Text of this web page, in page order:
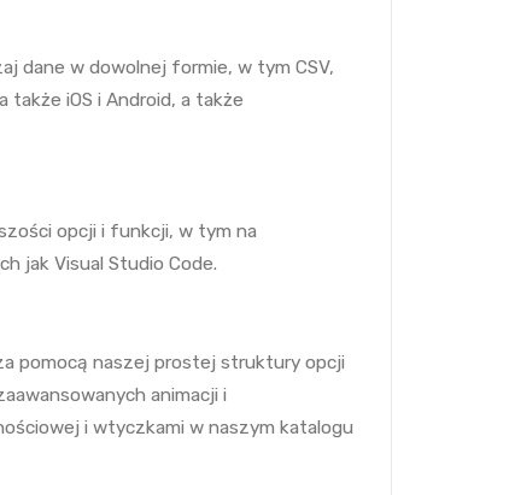
dane w dowolnej formie, w tym CSV,
także iOS i Android, a także
opcji i funkcji, w tym na
jak Visual Studio Code.
pomocą naszej prostej struktury opcji
animacji i
i wtyczkami w naszym katalogu